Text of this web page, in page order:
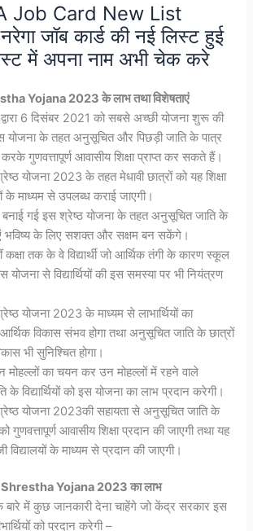
Job Card New List
जॉब कार्ड की नई लिस्ट हुई
में अपना नाम अभी चेक करे
Yojana 2023 के लाभ तथा विशेषताएं
6 दिसंबर 2021 को सबसे अच्छी योजना शुरू की
योजना के तहत अनुसूचित और पिछड़ी जाति के पात्र
गुणवत्तापूर्ण आवासीय शिक्षा प्राप्त कर सकते हैं।
योजना 2023 के तहत मेधावी छात्रों को यह शिक्षा
के माध्यम से उपलब्ध कराई जाएगी।
बनाई गई इस श्रेष्ठ योजना के तहत अनुसूचित जाति के
भविष्य के लिए सशक्त और सक्षम बन सकेंगे।
कक्षा तक के वे विद्यार्थी जो आर्थिक तंगी के कारण स्कूल
से विद्यार्थियों की इस समस्या पर भी नियंत्रण
योजना 2023 के माध्यम से लाभार्थियों का
विकास संभव होगा तथा अनुसूचित जाति के छात्रों
भी सुनिश्चित होगा।
मोहल्लों का चयन कर उन मोहल्लों में रहने वाले
के विद्यार्थियों को इस योजना का लाभ प्रदान करेगी।
योजना 2023की सहायता से अनुसूचित जाति के
गुणवत्तापूर्ण आवासीय शिक्षा प्रदान की जाएगी तथा यह
विद्यालयों के माध्यम से प्रदान की जाएगी।
Yojana 2023 का लाभ
में कुछ जानकारी देना चाहेंगे जो केंद्र सरकार इस
को प्रदान करेगी –